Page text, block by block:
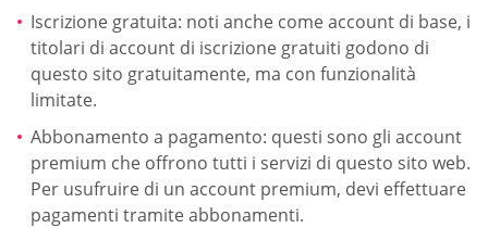
Iscrizione gratuita: noti anche come account di base, i
titolari di account di iscrizione gratuiti godono di
questo sito gratuitamente, ma con funzionalità
limitate.
Abbonamento a pagamento: questi sono gli account
premium che offrono tutti i servizi di questo sito web.
Per usufruire di un account premium, devi effettuare
pagamenti tramite abbonamenti.